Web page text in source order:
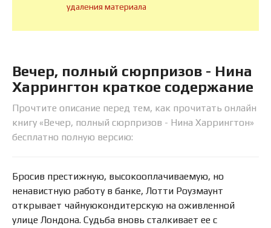
удаления материала
Вечер, полный сюрпризов - Нина
Харрингтон краткое содержание
Прочтите описание перед тем, как прочитать онлайн
книгу «Вечер, полный сюрпризов - Нина Харрингтон»
бесплатно полную версию:
Бросив престижную, высокооплачиваемую, но
ненавистную работу в банке, Лотти Роузмаунт
открывает чайную­кондитерскую на оживленной
улице Лондона. Судьба вновь сталкивает ее с